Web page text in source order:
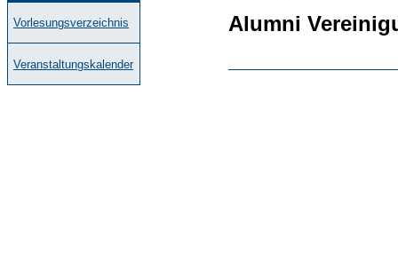
Vorlesungsverzeichnis
Veranstaltungskalender
Alumni